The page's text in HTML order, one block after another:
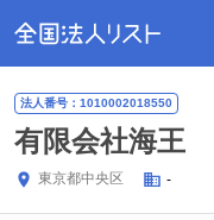
法人番号：1010002018550
有限会社海王
東京都中央区 -